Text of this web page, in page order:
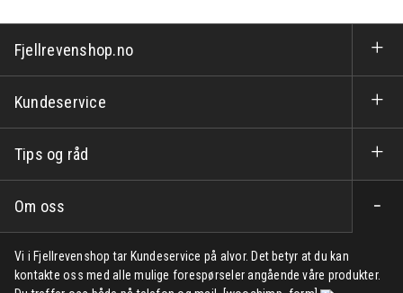
Fjellrevenshop.no
Kundeservice
Tips og råd
Om oss
Vi i Fjellrevenshop tar Kundeservice på alvor. Det betyr at du kan
kontakte oss med alle mulige forespørseler angående våre produkter.